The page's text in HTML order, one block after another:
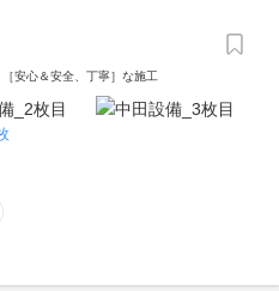
安心＆安全、丁寧］な施工